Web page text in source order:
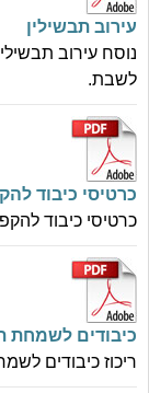
עירוב תבשילין
נוסח עירוב
לשבת.
כרטיסי כיבוד
כרטיסי כיבוד
כיבודים לשמחת
ריכוז כיבודים